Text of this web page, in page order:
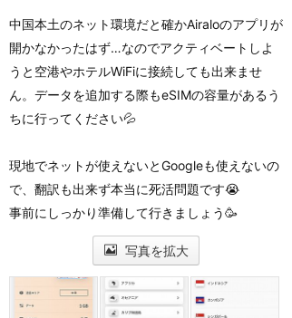
中国本土のネット環境だと確かAiraloのアプリが
開かなかったはず…なのでアクティベートしよ
うと空港やホテルWiFiに接続しても出来ませ
ん。データを追加する際もeSIMの容量があるう
ちに行ってください💦
現地でネットが使えないとGoogleも使えないの
で、翻訳も出来ず本当に死活問題です😭
事前にしっかり準備して行きましょう🥳
写真を拡大